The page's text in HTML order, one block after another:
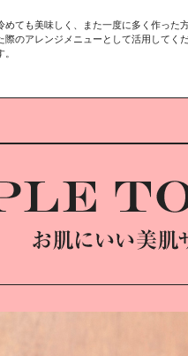
めても美味しく、また一度に多く作った
際のアレンジメニューとして活用してく
スニックグル